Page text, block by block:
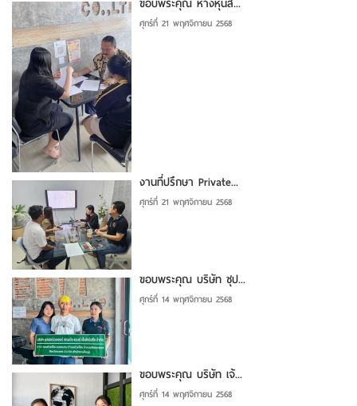
ศุกร์ที่ 21 พฤศจิกายน 2568
งานที่ปรึกษา Private...
ศุกร์ที่ 21 พฤศจิกายน 2568
ขอบพระคุณ บริษัท ซุป...
ศุกร์ที่ 14 พฤศจิกายน 2568
ขอบพระคุณ บริษัท เจ้...
ศุกร์ที่ 14 พฤศจิกายน 2568